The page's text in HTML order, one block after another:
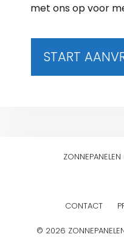
met ons op voor
START
ZONNEPANELEN
CONTACT
© 2026